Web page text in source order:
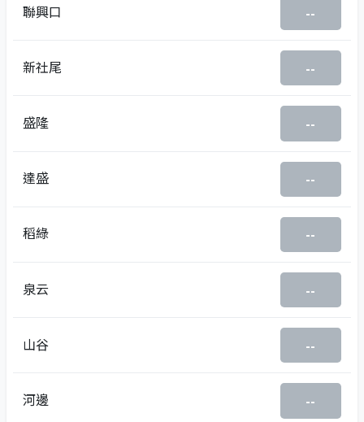
聯興口 --
新社尾 --
盛隆 --
達盛 --
稻綠 --
泉云 --
山谷 --
河邊 --